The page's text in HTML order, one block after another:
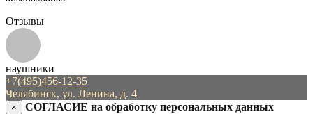
Отзывы
наушники
+7(495)456-12-35
Челябинск, ул. Ленина, д. 4
×
СОГЛАСИЕ на обработку персональных данных